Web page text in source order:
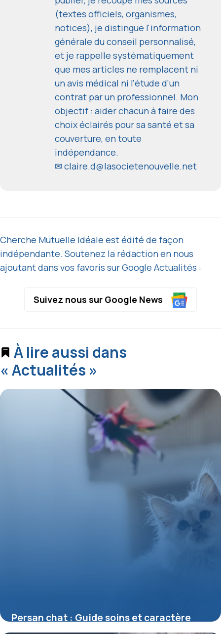
(textes officiels, organismes,
notices), je distingue l'information
générale du conseil personnalisé,
et je rappelle systématiquement
que mes articles ne remplacent ni
un avis médical ni l'étude d'un
contrat par un professionnel. Mon
objectif : aider chacun à faire des
choix éclairés pour sa santé et sa
couverture, en toute
indépendance.
✉ claire.d@lasocietenouvelle.net
Cherche Mutuelle Idéale est édité de façon
indépendante. Soutenez la rédaction en nous
ajoutant dans vos favoris sur Google Actualités :
Suivez nous sur Google News
À lire aussi dans
« Actualités »
Persan chat : Guide soins et caractère